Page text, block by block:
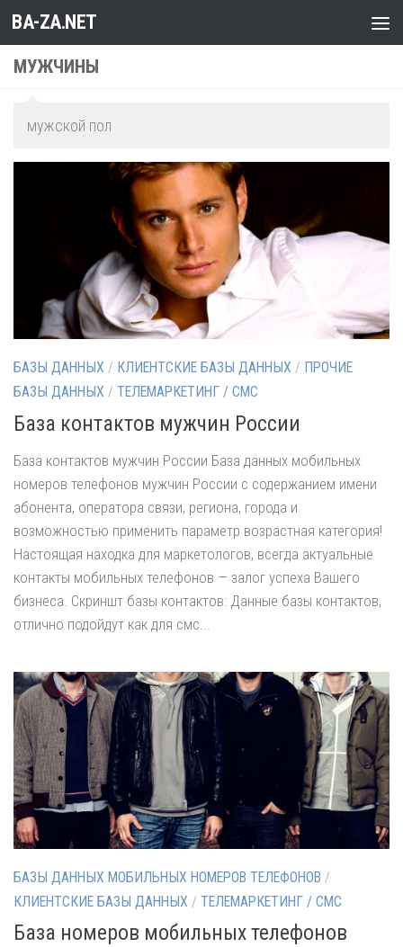
Перейти к содержимому
BA-ZA.NET
МУЖЧИНЫ
мужской пол
БАЗЫ ДАННЫХ / КЛИЕНТСКИЕ БАЗЫ ДАННЫХ / ПРОЧИЕ
БАЗЫ ДАННЫХ / ТЕЛЕМАРКЕТИНГ / СМС
База контактов мужчин России
База контактов мужчин России База данных мобильных
номеров телефонов мужчин России с содержанием имени
абонента, оператора связи, региона, города и
возможностью применить параметр возрастная категория!
Настоящая находка для маркетологов, всегда актуальные
контакты мобильных телефонов — залог успеха Вашего
бизнеса. Скриншт базы контактов: Данные базы контактов,
отлично подойдут как для смс...
БАЗЫ ДАННЫХ МОБИЛЬНЫХ НОМЕРОВ ТЕЛЕФОНОВ /
КЛИЕНТСКИЕ БАЗЫ ДАННЫХ / ТЕЛЕМАРКЕТИНГ / СМС
База номеров мобильных телефонов